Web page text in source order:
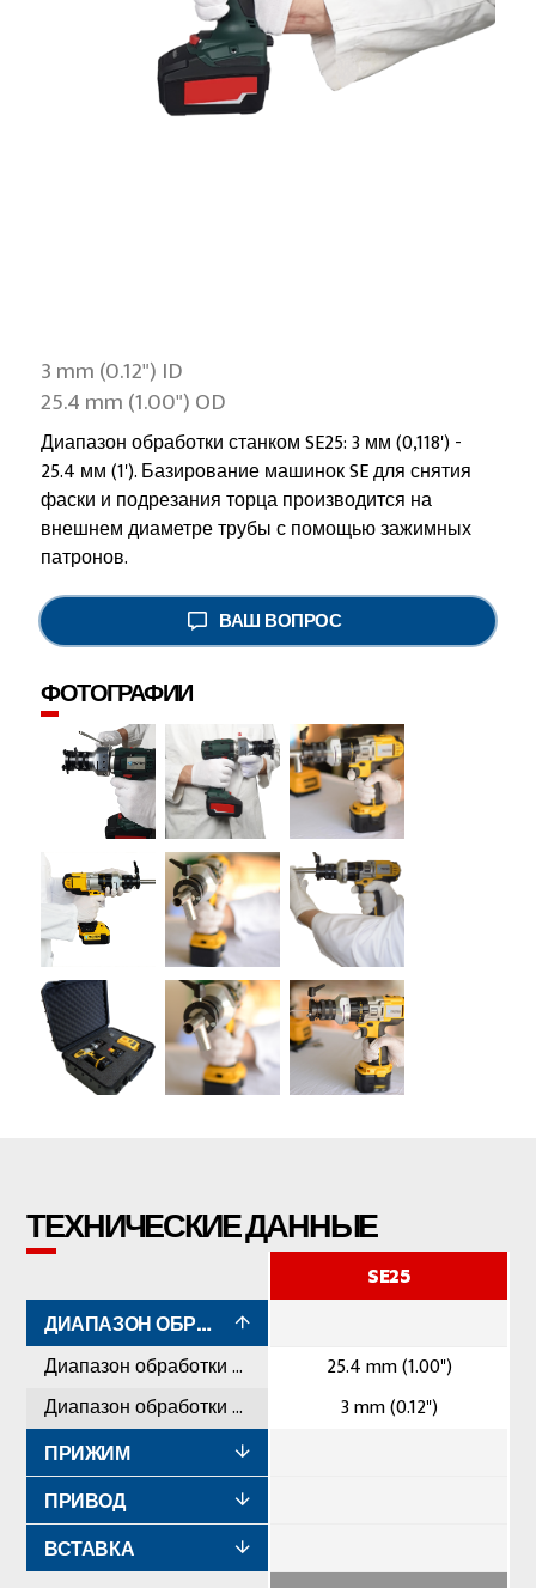
3 mm (0.12") ID
25.4 mm (1.00") OD
Диапазон обработки станком SE25: 3 мм (0,118') -
25.4 мм (1'). Базирование машинок SE для снятия
фаски и подрезания торца производится на
внешнем диаметре трубы с помощью зажимных
патронов.
ВАШ ВОПРОС
ФОТОГРАФИИ
ТЕХНИЧЕСКИЕ ДАННЫЕ
ДИАПАЗОН ОБРАБОТКИ
Диапазон обработки максимальный
Диапазон обработки минимальный
ПРИЖИМ
ПРИВОД
ВСТАВКА
SE25
25.4 mm (1.00")
3 mm (0.12")